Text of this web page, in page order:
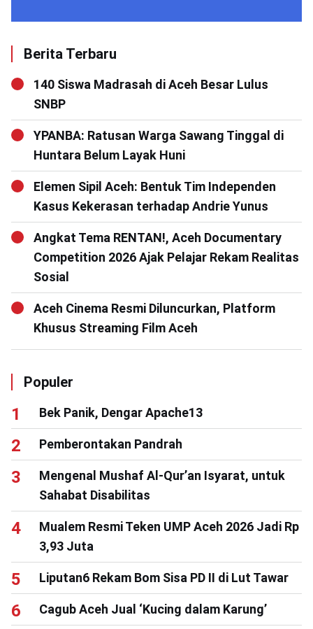
Berita Terbaru
140 Siswa Madrasah di Aceh Besar Lulus
SNBP
YPANBA: Ratusan Warga Sawang Tinggal di
Huntara Belum Layak Huni
Elemen Sipil Aceh: Bentuk Tim Independen
Kasus Kekerasan terhadap Andrie Yunus
Angkat Tema RENTAN!, Aceh Documentary
Competition 2026 Ajak Pelajar Rekam Realitas
Sosial
Aceh Cinema Resmi Diluncurkan, Platform
Khusus Streaming Film Aceh
Populer
Bek Panik, Dengar Apache13
Pemberontakan Pandrah
Mengenal Mushaf Al-Qur’an Isyarat, untuk
Sahabat Disabilitas
Mualem Resmi Teken UMP Aceh 2026 Jadi Rp
3,93 Juta
Liputan6 Rekam Bom Sisa PD II di Lut Tawar
Cagub Aceh Jual ‘Kucing dalam Karung’